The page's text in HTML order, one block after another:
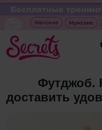
Футджоб.
доставить